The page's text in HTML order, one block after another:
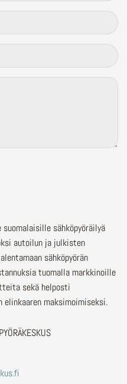
sähköpyöräilyä
autoilun ja julkisten
sähköpyörän
tuomalla markkinoille
sekä helposti
maksimoimiseksi.